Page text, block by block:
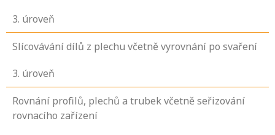
3. úroveň
Slícovávání dílů z plechu včetně vyrovnání po svaření
3. úroveň
Rovnání profilů, plechů a trubek včetně seřizování
rovnacího zařízení